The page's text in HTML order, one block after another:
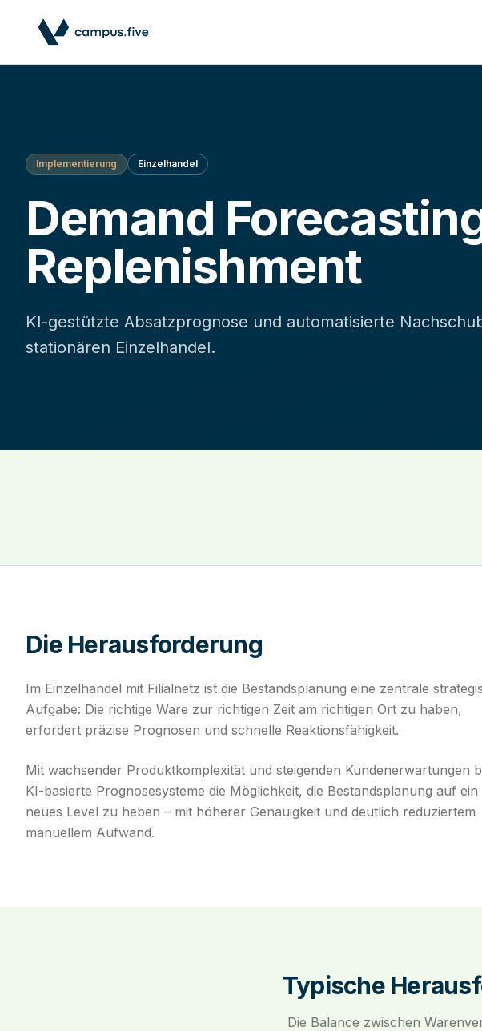
Implementierung Einzelhandel
Demand
Replenishment
KI-gestützte Absatzprognose und automatisierte
stationären Einzelhandel.
Die Herausforderung
Im Einzelhandel mit Filialnetz ist die Bestandsplanung eine zentrale
Aufgabe: Die richtige Ware zur richtigen Zeit am richtigen Ort zu haben,
erfordert präzise Prognosen und schnelle Reaktionsfähigkeit.
Mit wachsender Produktkomplexität und steigenden Kundenerwartungen
KI-basierte Prognosesysteme die Möglichkeit, die Bestandsplanung auf ein
neues Level zu heben – mit höherer Genauigkeit und deutlich reduziertem
manuellem Aufwand.
Typische
Die Balance zwischen